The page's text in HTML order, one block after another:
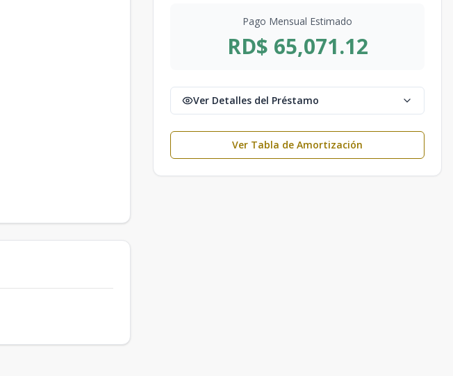
Pago Mensual Estimado
RD$ 65,071.12
Ver Detalles del Préstamo
Ver Tabla de Amortización